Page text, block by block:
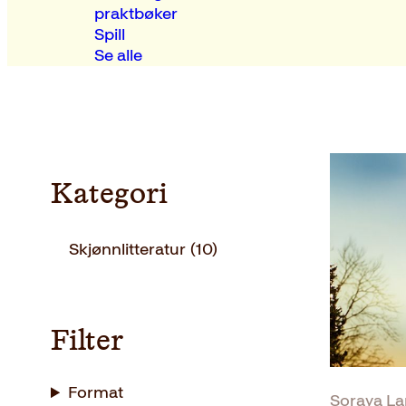
praktbøker
Spill
Se alle
Kategori
Skjønnlitteratur (10)
Filter
Format
Soraya